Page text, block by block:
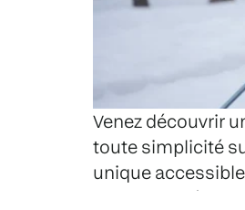
Venez découvrir
toute simplicité
unique
sans frais Pièce